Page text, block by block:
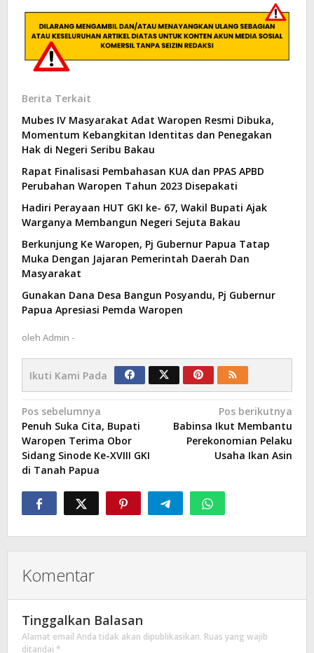
Berita Terkait
Mubes IV Masyarakat Adat Waropen Resmi Dibuka,
Momentum Kebangkitan Identitas dan Penegakan
Hak di Negeri Seribu Bakau
Rapat Finalisasi Pembahasan KUA dan PPAS APBD
Perubahan Waropen Tahun 2023 Disepakati
Hadiri Perayaan HUT GKI ke- 67, Wakil Bupati Ajak
Warganya Membangun Negeri Sejuta Bakau
Berkunjung Ke Waropen, Pj Gubernur Papua Tatap
Muka Dengan Jajaran Pemerintah Daerah Dan
Masyarakat
Gunakan Dana Desa Bangun Posyandu, Pj Gubernur
Papua Apresiasi Pemda Waropen
oleh Admin -
Ikuti Kami Pada
Navigasi
pos
Pos sebelumnya
Penuh Suka Cita, Bupati
Waropen Terima Obor
Sidang Sinode Ke-XVIII GKI
di Tanah Papua
Pos berikutnya
Babinsa Ikut Membantu
Perekonomian Pelaku
Usaha Ikan Asin
Komentar
Tinggalkan Balasan
Alamat email Anda tidak akan dipublikasikan. Ruas yang wajib
ditandai *